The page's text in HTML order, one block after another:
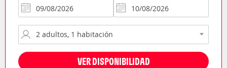
VER DISPONIBILIDAD